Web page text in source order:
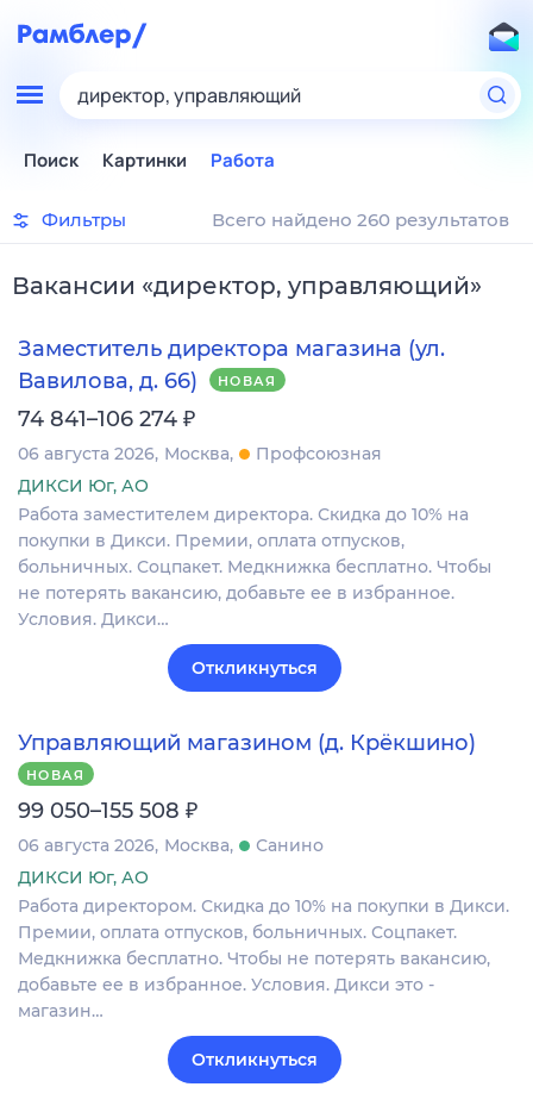
директор, управляющий
Поиск Картинки Работа
Фильтры Всего найдено 260 результатов
Вакансии «директор, управляющий»
Заместитель директора магазина (ул.
Вавилова, д. 66)
НОВАЯ
74 841–106 274 ₽
06 августа 2026 Москва
Профсоюзная
ДИКСИ Юг, АО
Работа заместителем директора. Скидка до 10% на
покупки в Дикси. Премии, оплата отпусков,
больничных. Соцпакет. Медкнижка бесплатно. Чтобы
не потерять вакансию, добавьте ее в избранное.
Условия. Дикси…
Откликнуться
Управляющий магазином (д. Крёкшино)
НОВАЯ
99 050–155 508 ₽
06 августа 2026 Москва
Санино
ДИКСИ Юг, АО
Работа директором. Скидка до 10% на покупки в Дикси.
Премии, оплата отпусков, больничных. Соцпакет.
Медкнижка бесплатно. Чтобы не потерять вакансию,
добавьте ее в избранное. Условия. Дикси это -
магазин…
Откликнуться